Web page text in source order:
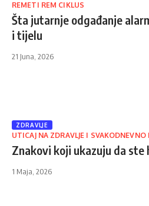
REMETI REM CIKLUS
Šta jutarnje odgađanje
i tijelu
21 Juna, 2026
ZDRAVLJE
UTICAJ NA ZDRAVLJE I
Znakovi koji ukazuju da ste
1 Maja, 2026